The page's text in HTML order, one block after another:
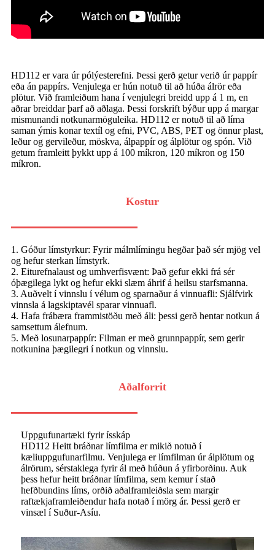
HD112 er vara úr pólýesterefni. Þessi gerð getur verið úr pappír
eða án pappírs. Venjulega er hún notuð til að húða álrör eða
plötur. Við framleiðum hana í venjulegri breidd upp á 1 m, en
aðrar breiddar þarf að aðlaga. Þessi forskrift býður upp á margar
mismunandi notkunarmöguleika. HD112 er notuð til að líma
saman ýmis konar textíl og efni, PVC, ABS, PET og önnur plast,
leður og gervileður, möskva, álpappír og álplötur og spón. Við
getum framleitt þykkt upp á 100 míkron, 120 míkron og 150
míkron.
Kostur
1. Góður límstyrkur: Fyrir málmlímingu hegðar það sér mjög vel
og hefur sterkan límstyrk.
2. Eiturefnalaust og umhverfisvænt: Það gefur ekki frá sér
óþægilega lykt og hefur ekki slæm áhrif á heilsu starfsmanna.
3. Auðvelt í vinnslu í vélum og sparnaður á vinnuafli: Sjálfvirk
vinnsla á lagskiptavél sparar vinnuafl.
4. Hafa frábæra frammistöðu með áli: þessi gerð hentar notkun á
samsettum álefnum.
5. Með losunarpappír: Filman er með grunnpappír, sem gerir
notkunina þægilegri í notkun og vinnslu.
Aðalforrit
Uppgufunartæki fyrir ísskáp
HD112 Heitt bráðnar límfilma er mikið notuð í
kæliuppgufunarfilmu. Venjulega er límfilman úr álplötum og
álrörum, sérstaklega fyrir ál með húðun á yfirborðinu. Auk
þess hefur heitt bráðnar límfilma, sem kemur í stað
hefðbundins líms, orðið aðalframleiðsla sem margir
raftækjaframleiðendur hafa notað í mörg ár. Þessi gerð er
vinsæl í Suður-Asíu.